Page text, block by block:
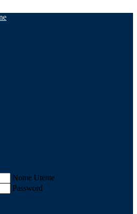
Nome Utente
Password